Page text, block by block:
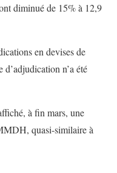
diminué de 15% à 12,9
en devises de
n’a été
à fin mars, une
quasi-similaire à